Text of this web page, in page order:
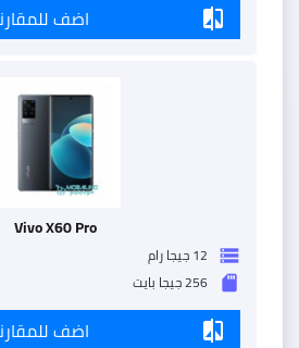
compare اضف
Vivo X60 Pro
storage 12 جيجا رام
sd_storage 256 جيجا بايت
compare اضف